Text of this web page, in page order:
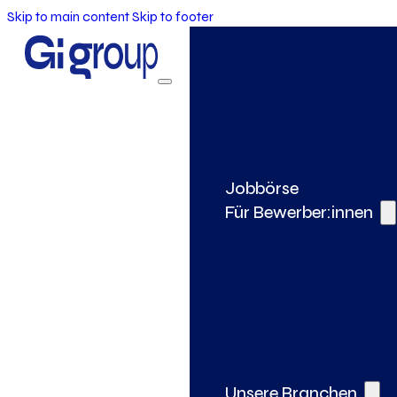
Skip to main contentSkip to footer
Jobbörse
Für Bewerber:innen